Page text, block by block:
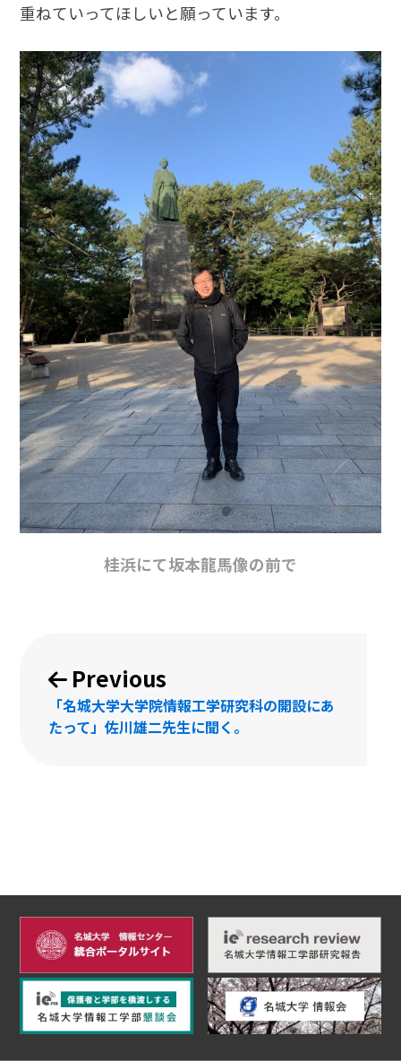
重ねていってほしいと願っています。
桂浜にて坂本龍馬像の前で
ョ
ン
Previous
「名城大学大学院情報工学研究科の開設にあ
たって」佐川雄二先生に聞く。